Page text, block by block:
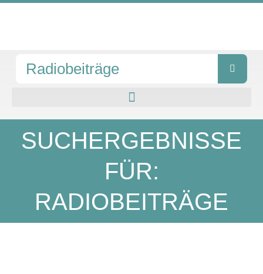
Zum
SUCHERGEBNISSE
FÜR:
RADIOBEITRÄGE